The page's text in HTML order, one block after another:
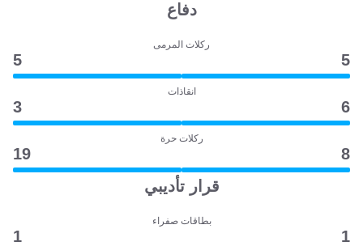
دفاع
ركلات المرمى
5
5
انقاذات
6
3
ركلات حرة
8
19
قرار تأديبي
بطاقات صفراء
1
1